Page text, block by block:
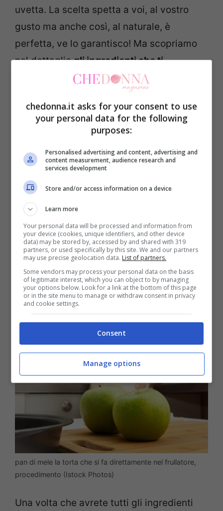
uvetta. La scelta spetta a voi, al vostro
gusto ma anche così, al naturale, è
perfetta, ve lo garantisco! Ma scopriamo
nel dettagliogli ingredienti che ti
serviranno per il Pan di Mele!
Ingredienti per 6 persone
300 grammi di farina
70 grammi di burro
180 grammi di zucchero semolato
16 grammi di lievito per dolci
zucchero a velo per la superficie
q.b.
2 mele (rosse o gialle)
Procedimento | Pan di mele – la
ricetta
pan di mele la torta che si fa direttamente nel frullatore,
procedimento (Istock Photos)
Una volta che avrete tutti gli ingredienti
chedonna.it asks for your consent to use
your personal data for the following
purposes:
Personalised advertising and content, advertising and
content measurement, audience research and
services development
Store and/or access information on a device
Learn more
Your personal data will be processed and information from
your device (cookies, unique identifiers, and other device
data) may be stored by, accessed by and shared with 319
partners, or used specifically by this site. We and our partners
may use precise geolocation data. List of partners.
Some vendors may process your personal data on the basis
of legitimate interest, which you can object to by managing
your options below. Look for a link at the bottom of this page
or in the site menu to manage or withdraw consent in privacy
and cookie settings.
Consent
Manage options